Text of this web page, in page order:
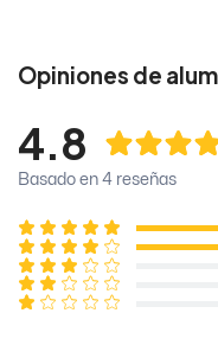
Opiniones de
4.8
Basado en 4 reseñas